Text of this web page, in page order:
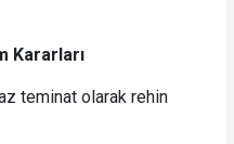
Kararları
teminat olarak rehin